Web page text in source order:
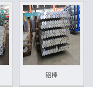
铝棒